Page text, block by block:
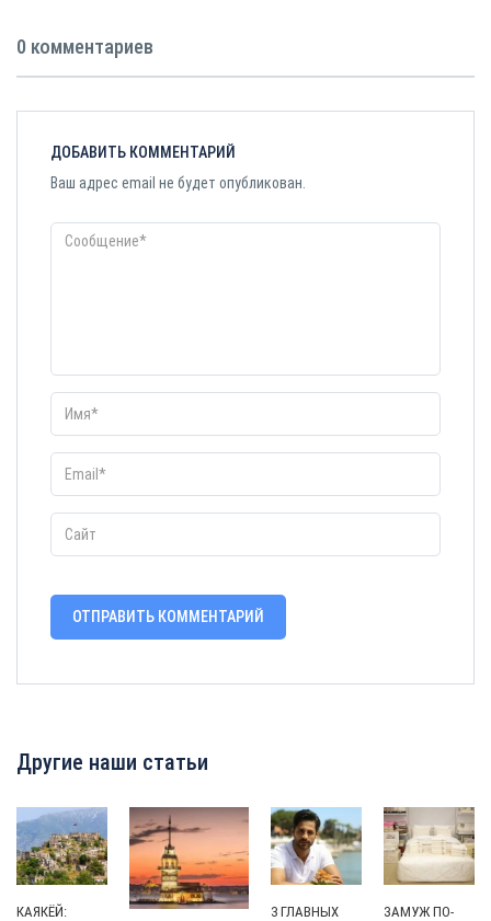
0 комментариев
ДОБАВИТЬ КОММЕНТАРИЙ
Ваш адрес email не будет опубликован.
Другие наши статьи
КАЯКЁЙ:
3 ГЛАВНЫХ
ЗАМУЖ ПО-